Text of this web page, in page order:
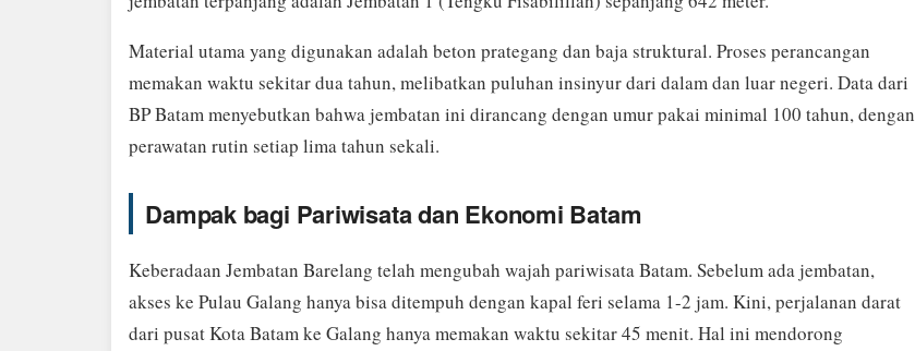
Material utama yang digunakan adalah beton prategang dan baja struktural. Proses perancangan
memakan waktu sekitar dua tahun, melibatkan puluhan insinyur dari dalam dan luar negeri. Data dari
BP Batam menyebutkan bahwa jembatan ini dirancang dengan umur pakai minimal 100 tahun, dengan
perawatan rutin setiap lima tahun sekali.
Dampak bagi Pariwisata dan Ekonomi Batam
Keberadaan Jembatan Barelang telah mengubah wajah pariwisata Batam. Sebelum ada jembatan,
akses ke Pulau Galang hanya bisa ditempuh dengan kapal feri selama 1-2 jam. Kini, perjalanan darat
dari pusat Kota Batam ke Galang hanya memakan waktu sekitar 45 menit. Hal ini mendorong